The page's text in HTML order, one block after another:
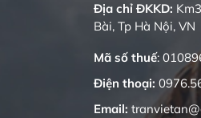
Địa chỉ ĐKKD:
Bài, Tp Hà Nội, VN
Mã số thuế:
Điện thoại:
Email: